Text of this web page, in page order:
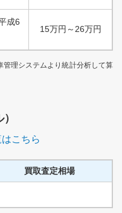
成6
15万円 ～ 26万円
理システムより統計分析して算
こちら
買取査定相場